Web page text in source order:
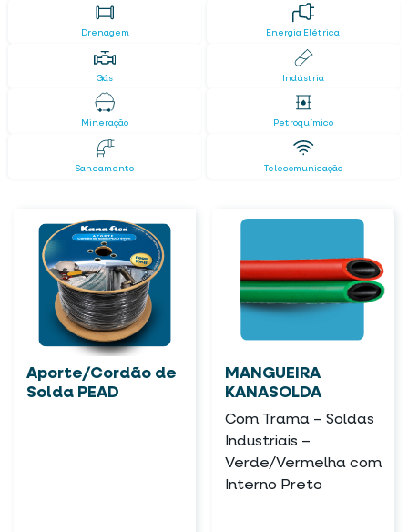
Drenagem Energia Elétrica
Gás Indústria
Mineração Petroquímico
Saneamento Telecomunicação
Aporte/Cordão de
Solda PEAD
MANGUEIRA
KANASOLDA
Com Trama – Soldas
Industriais –
Verde/Vermelha com
Interno Preto